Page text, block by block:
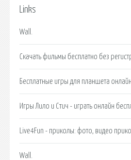
Links
Wall.
Скачать фильмы бесплатно без
Бесплатные игры для планшета онлайн.
Игры Лило и Стич - играть онлайн
Live4Fun - приколы: фото, видео
Wall.